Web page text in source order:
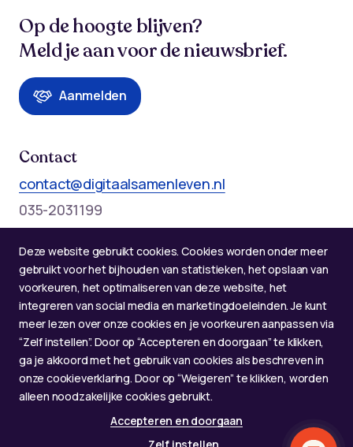
Deze website gebruikt cookies. Cookies worden onder meer
gebruikt voor het bijhouden van statistieken, het opslaan van
voorkeuren, het optimaliseren van deze website, het
integreren van social media en marketingdoeleinden. Je kunt
meer lezen over onze cookies en je voorkeuren aanpassen via
“Zelf instellen”. Door op “Accepteren en doorgaan” te klikken,
ga je akkoord met het gebruik van cookies als beschreven in
onze cookieverklaring. Door op “Weigeren” te klikken, worden
alleen noodzakelijke cookies gebruikt.
Accepteren en doorgaan
Op de hoogte blijven?
Meld je aan voor de nieuwsbrief.
Aanmelden
Contact
contact@digitaalsamenleven.nl
035-2031199
Maandag t/m donderdag: 09:00 - 12:00 en 13:00 - 17:00